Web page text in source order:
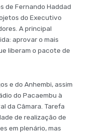
de Fernando Haddad
do Executivo
A principal
aprovar o mais
liberam o pacote de
e do Anhembi, assim
do Pacaembu à
da Câmara. Tarefa
de realização de
em plenário, mas